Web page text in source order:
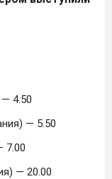
4.50
— 5.50
7.00
— 20.00